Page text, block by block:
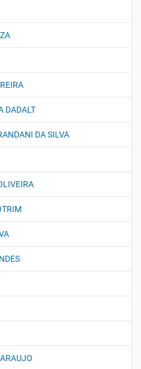
DADALT
DA SILVA